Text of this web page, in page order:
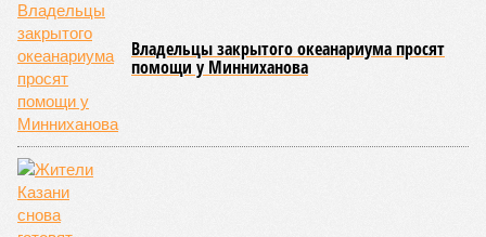
Владельцы закрытого океанариума просят
помощи у Минниханова